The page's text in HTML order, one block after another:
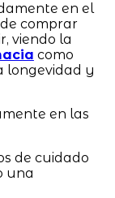
en el
comprar
viendo la
como
longevidad y
en las
de cuidado
una